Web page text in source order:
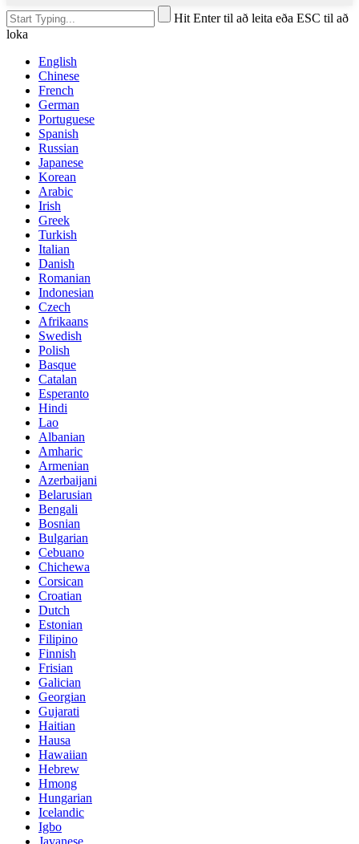
Hit Enter til að leita eða ESC til að
loka
English
Chinese
French
German
Portuguese
Spanish
Russian
Japanese
Korean
Arabic
Irish
Greek
Turkish
Italian
Danish
Romanian
Indonesian
Czech
Afrikaans
Swedish
Polish
Basque
Catalan
Esperanto
Hindi
Lao
Albanian
Amharic
Armenian
Azerbaijani
Belarusian
Bengali
Bosnian
Bulgarian
Cebuano
Chichewa
Corsican
Croatian
Dutch
Estonian
Filipino
Finnish
Frisian
Galician
Georgian
Gujarati
Haitian
Hausa
Hawaiian
Hebrew
Hmong
Hungarian
Icelandic
Igbo